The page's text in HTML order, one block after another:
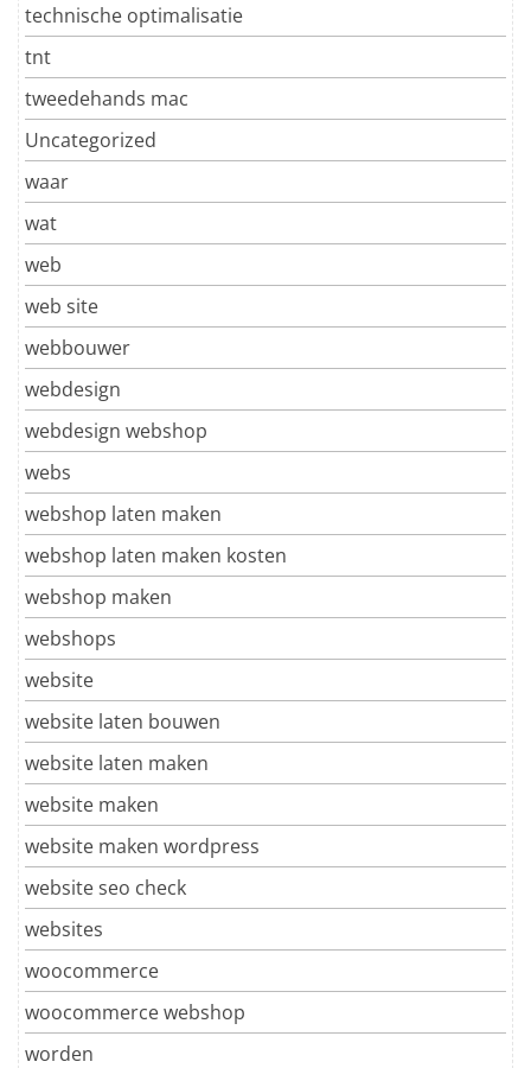
technische optimalisatie
tnt
tweedehands mac
Uncategorized
waar
wat
web
web site
webbouwer
webdesign
webdesign webshop
webs
webshop laten maken
webshop laten maken kosten
webshop maken
webshops
website
website laten bouwen
website laten maken
website maken
website maken wordpress
website seo check
websites
woocommerce
woocommerce webshop
worden